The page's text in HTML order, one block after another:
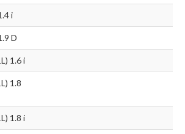
i
D
1.6 i
1.8
1.8 i